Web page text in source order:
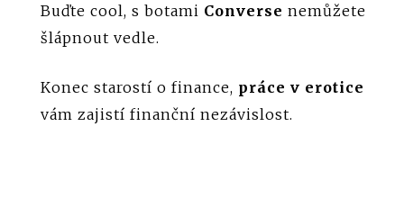
Buďte cool, s botami Converse nemůžete
šlápnout vedle.
Konec starostí o finance, práce v erotice
vám zajistí finanční nezávislost.